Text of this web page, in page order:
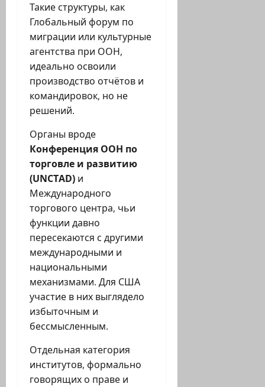
Такие структуры, как
Глобальный форум по
миграции или культурные
агентства при ООН,
идеально освоили
производство отчётов и
командировок, но не
решений.
Органы вроде
Конференция ООН по
торговле и развитию
(UNCTAD) и
Международного
торгового центра, чьи
функции давно
пересекаются с другими
международными и
национальными
механизмами. Для США
участие в них выглядело
избыточным и
бессмысленным.
Отдельная категория
институтов, формально
говорящих о праве и